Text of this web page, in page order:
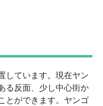
しています。現在ヤン
る反面、少し中心街か
とができます。ヤンゴ